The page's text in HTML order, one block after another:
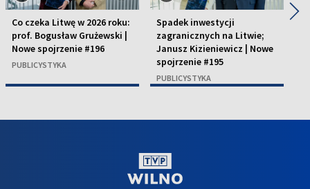
Co czeka Litwę w 2026 roku:
prof. Bogusław Grużewski |
Nowe spojrzenie #196
PUBLICYSTYKA
Spadek inwestycji
zagranicznych na Litwie;
Janusz Kizieniewicz | Nowe
spojrzenie #195
PUBLICYSTYKA
▶